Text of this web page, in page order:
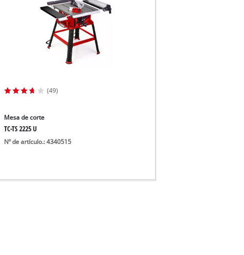
(49)
Mesa de corte
TC-TS 2225 U
Nº de artículo.: 4340515